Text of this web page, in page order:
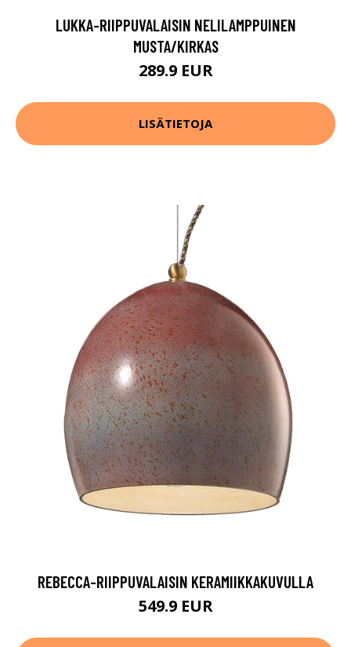
LUKKA-RIIPPUVALAISIN NELILAMPPUINEN
MUSTA/KIRKAS
289.9 EUR
LISÄTIETOJA
REBECCA-RIIPPUVALAISIN KERAMIIKKAKUVULLA
549.9 EUR